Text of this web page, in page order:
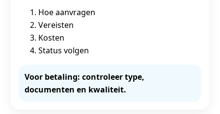
Hoe aanvragen
Vereisten
Kosten
Status volgen
Voor betaling: controleer type,
documenten en kwaliteit.